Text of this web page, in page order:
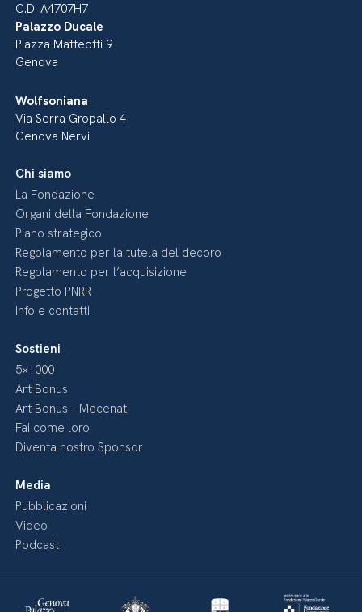
C.D. A4707H7
Palazzo Ducale
Piazza Matteotti 9
Genova
Wolfsoniana
Via Serra Gropallo 4
Genova Nervi
Chi siamo
La Fondazione
Organi della Fondazione
Piano strategico
Regolamento per la tutela del decoro
Regolamento per l’acquisizione
Progetto PNRR
Info e contatti
Sostieni
5×1000
Art Bonus
Art Bonus – Mecenati
Fai come loro
Diventa nostro Sponsor
Media
Pubblicazioni
Video
Podcast